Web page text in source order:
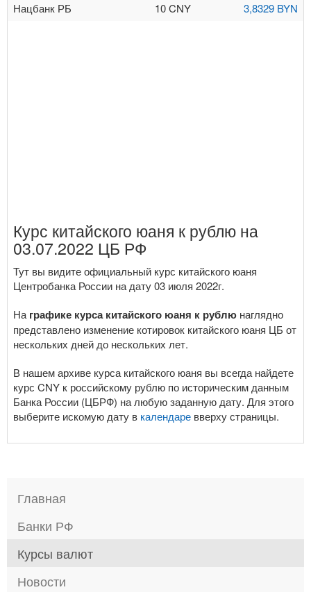
Нацбанк РБ 10 CNY 3,8329 BYN
Курс китайского юаня к рублю на
03.07.2022 ЦБ РФ
Тут вы видите официальный курс китайского юаня
Центробанка России на дату 03 июля 2022г.
На графике курса китайского юаня к рублю наглядно
представлено изменение котировок китайского юаня ЦБ от
нескольких дней до нескольких лет.
В нашем архиве курса китайского юаня вы всегда найдете
курс CNY к российскому рублю по историческим данным
Банка России (ЦБРФ) на любую заданную дату. Для этого
выберите искомую дату в календаре вверху страницы.
Главная
Банки РФ
Курсы валют
Новости